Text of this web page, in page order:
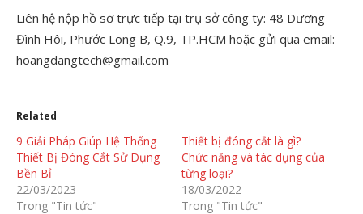
Liên hệ nộp hồ sơ trực tiếp tại trụ sở công ty: 48 Dương
Đình Hôi, Phước Long B, Q.9, TP.HCM hoặc gửi qua email:
hoangdangtech@gmail.com
Related
9 Giải Pháp Giúp Hệ Thống
Thiết Bị Đóng Cắt Sử Dụng
Bền Bỉ
22/03/2023
Trong "Tin tức"
Thiết bị đóng cắt là gì?
Chức năng và tác dụng của
từng loại?
18/03/2022
Trong "Tin tức"